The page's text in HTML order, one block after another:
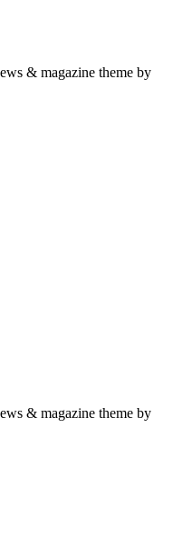
& magazine theme by
& magazine theme by